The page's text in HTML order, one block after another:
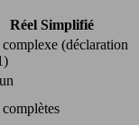
Réel Simplifié
complexe (déclaration